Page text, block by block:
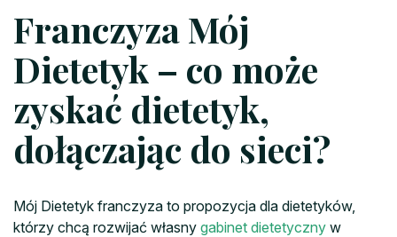
Franczyza Mój
Dietetyk – co może
zyskać dietetyk,
dołączając do sieci?
Mój Dietetyk franczyza to propozycja dla dietetyków,
którzy chcą rozwijać własny gabinet dietetyczny w